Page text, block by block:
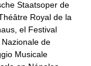
Staatsoper de
Royal de la
el Festival
Nazionale de
Musicale